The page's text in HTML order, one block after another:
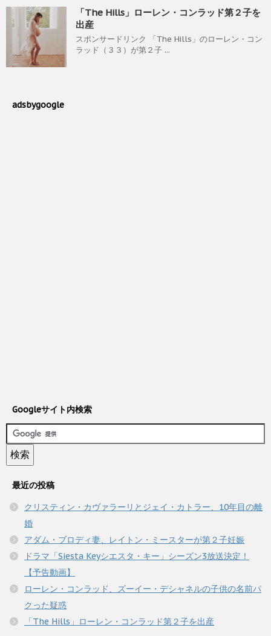
「The Hills」ローレン・コンラッド第２子を
出産
スポンサードリンク 「The Hills」のローレン・コン
ラッド（３３）が第２子 ...
adsbygoogle
Googleサイト内検索
最近の投稿
クリスティン・カヴァラーリとジェイ・カトラー、10年目の離
婚
アダム・ブロディ妻、レイトン・ミースターが第２子妊娠
ドラマ「Siesta Keyシエスタ・キー」シーズン3放送決定！
【予告動画】
ローレン・コンラッド、ズーイー・デシャネルの子供の名前パ
クった疑惑
「The Hills」ローレン・コンラッド第２子を出産